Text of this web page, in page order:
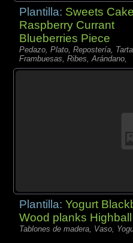
Plantilla: Sweets
Raspberry Currant
Blueberries Piece
Pedazo, Plato, Repostería,
Frambuesas, Ribes, Arándano,
Plantilla:Yogurt
Wood planks
Tablones de madera, Vaso,